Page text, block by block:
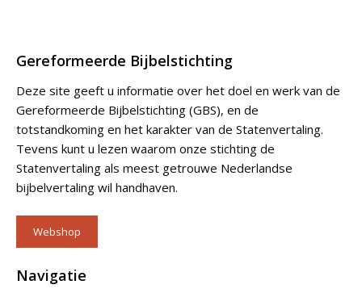
Gereformeerde Bijbelstichting
Deze site geeft u informatie over het doel en werk van de
Gereformeerde Bijbelstichting (GBS), en de
totstandkoming en het karakter van de Statenvertaling.
Tevens kunt u lezen waarom onze stichting de
Statenvertaling als meest getrouwe Nederlandse
bijbelvertaling wil handhaven.
Webshop
Navigatie